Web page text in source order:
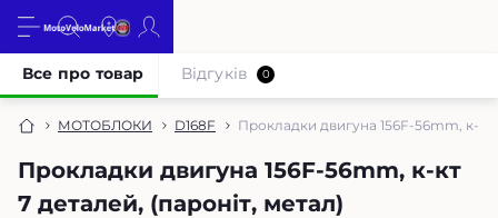
МОТОБЛОКИ D168F Прокладки двигуна 156F-56mm, к-кт
Прокладки двигуна 156F-56mm, к-кт
7 деталей, (пароніт, метал)
Все про товар Відгуків 0